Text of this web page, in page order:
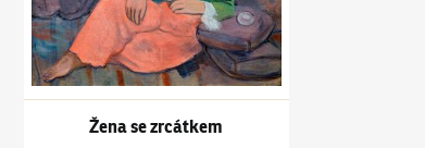
Žena se zrcátkem